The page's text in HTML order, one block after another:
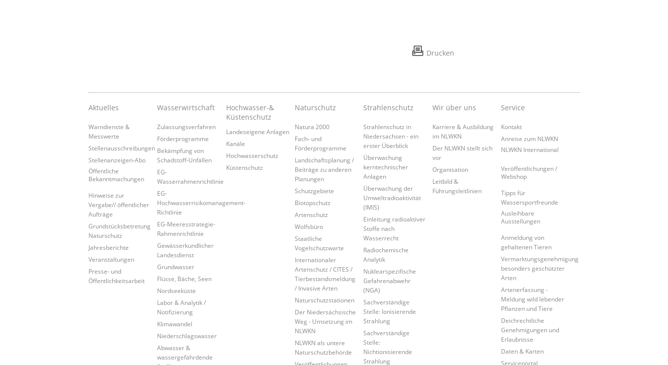
Drucken
Aktuelles
Warndienste &
Messwerte
Stellenausschreibungen
Stellenanzeigen-Abo
Öffentliche
Bekanntmachungen
Hinweise zur
Vergabe// öffentlicher
Aufträge
Grundstücksbetretung
Naturschutz
Jahresberichte
Veranstaltungen
Presse- und
Öffentlichkeitsarbeit
Wasserwirtschaft
Zulassungsverfahren
Förderprogramme
Bekämpfung von
Schadstoff-Unfällen
EG-
Wasserrahmenrichtlinie
EG-
Hochwasserrisikomanagement-
Richtlinie
EG-Meeresstrategie-
Rahmenrichtlinie
Gewässerkundlicher
Landesdienst
Grundwasser
Flüsse, Bäche, Seen
Nordseeküste
Labor & Analytik /
Notifizierung
Klimawandel
Niederschlagswasser
Abwasser &
wassergefährdende
Hochwasser-&
Küstenschutz
Landeseigene Anlagen
Kanäle
Hochwasserschutz
Küstenschutz
Naturschutz
Natura 2000
Fach- und
Förderprogramme
Landschaftsplanung /
Beiträge zu anderen
Planungen
Schutzgebiete
Biotopschutz
Artenschutz
Wolfsbüro
Staatliche
Vogelschutzwarte
Internationaler
Artenschutz / CITES /
Tierbestandsmeldung
/ Invasive Arten
Naturschutzstationen
Der Niedersächsische
Weg - Umsetzung im
NLWKN
NLWKN als untere
Naturschutzbehörde
Strahlenschutz
Strahlenschutz in
Niedersachsen - ein
erster Überblick
Überwachung
kerntechnischer
Anlagen
Überwachung der
Umweltradioaktivität
(IMIS)
Einleitung radioaktiver
Stoffe nach
Wasserrecht
Radiochemische
Analytik
Nuklearspezifische
Gefahrenabwehr
(NGA)
Sachverständige
Stelle: Ionisierende
Strahlung
Sachverständige
Stelle:
Nichtionisierende
Strahlung
Wir über uns
Karriere & Ausbildung
im NLWKN
Der NLWKN stellt sich
vor
Organisation
Leitbild &
Führungsleitlinien
Service
Kontakt
Anreise zum NLWKN
NLWKN International
Veröffentlichungen /
Webshop
Tipps für
Wassersportfreunde
Ausleihbare
Ausstellungen
Anmeldung von
gehaltenen Tieren
Vermarktungsgenehmigung
besonders geschützter
Arten
Artenerfassung -
Meldung wild lebender
Pflanzen und Tiere
Deichrechtliche
Genehmigungen und
Erlaubnisse
Daten & Karten
Serviceportal